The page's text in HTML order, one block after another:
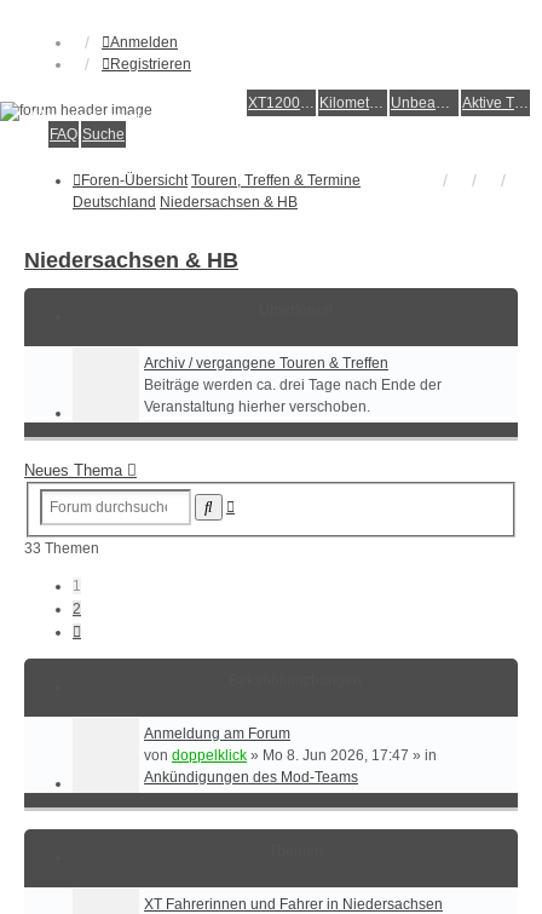
Anmelden
Registrieren
XT1200Z-Wiki Kilometerstatistik Unbeantwortete Themen Aktive Themen
Alles rund um die Yamaha XT1200Z Super Ténéré
FAQ Suche
Foren-Übersicht Touren, Treffen & Termine
Deutschland Niedersachsen & HB
Niedersachsen & HB
Archiv / vergangene Touren & Treffen
Beiträge werden ca. drei Tage nach Ende der
Veranstaltung hierher verschoben.
Neues Thema
Suche
33 Themen
1
2
Anmeldung am Forum
von doppelklick » Mo 8. Jun 2026, 17:47 » in
Ankündigungen des Mod-Teams
XT Fahrerinnen und Fahrer in Niedersachsen